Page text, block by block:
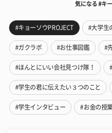
気になる #キ
#キョーソウPROJECT #大学生
#ガクラボ #お仕事図鑑 #
#ほんとにいい会社見つけ隊！
#学生の君に伝えたい３つのこと
#学生インタビュー #お金の授